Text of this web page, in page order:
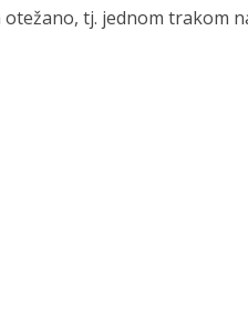
tj. jednom trakom